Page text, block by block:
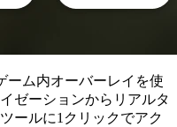
ーム内オーバーレイを使
ゼーションからリアルタ
ールに1クリックでアク